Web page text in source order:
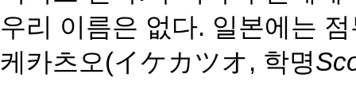
우리 이름은 없다. 일본에는
케카츠오(イケカツオ, 학명